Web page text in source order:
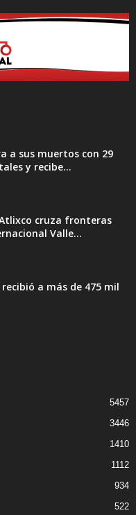
a sus muertos con 29
y recibe...
cruza fronteras
Valle...
a más de 475 mil
5457
3446
1410
1112
934
522